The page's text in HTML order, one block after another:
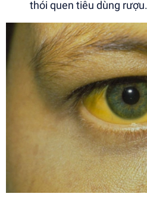
thói quen tiêu dùng rượu.